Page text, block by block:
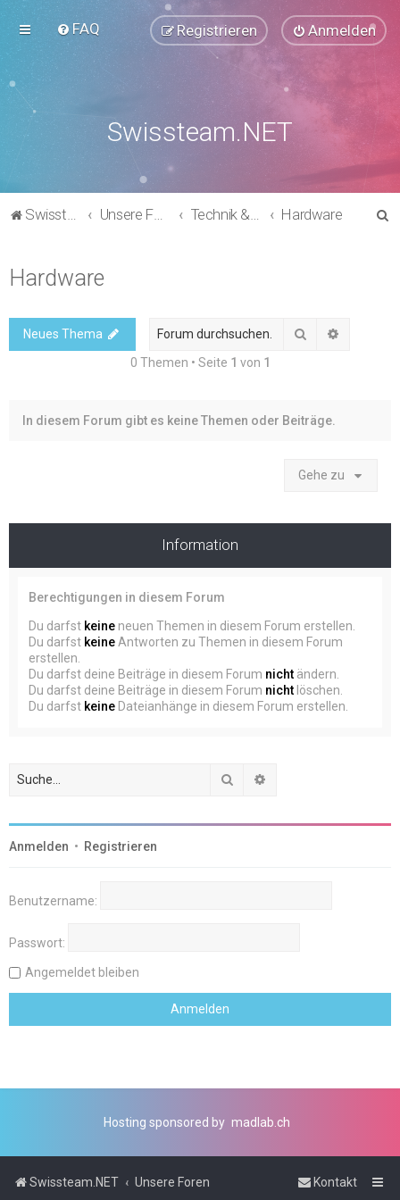
FAQ Anmelden
Registrieren
Swissteam.NET
Swissteam.NET Unsere Foren Technik & Support Hardware
Hardware
Neues Thema Suche
0 Themen • Seite 1 von 1
In diesem Forum gibt es keine Themen oder Beiträge.
Gehe zu
Information
Berechtigungen in diesem Forum
Du darfst keine neuen Themen in diesem Forum erstellen.
Du darfst keine Antworten zu Themen in diesem Forum
erstellen.
Du darfst deine Beiträge in diesem Forum nicht ändern.
Du darfst deine Beiträge in diesem Forum nicht löschen.
Du darfst keine Dateianhänge in diesem Forum erstellen.
Suche
Anmelden • Registrieren
Benutzername:
Passwort:
Angemeldet bleiben
Hosting sponsored by madlab.ch
Swissteam.NET Unsere Foren Kontakt